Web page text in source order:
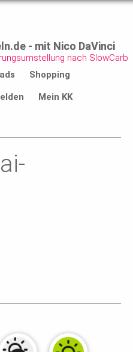
- mit Nico DaVinci
nach SlowCarb
Shopping
Mein KK